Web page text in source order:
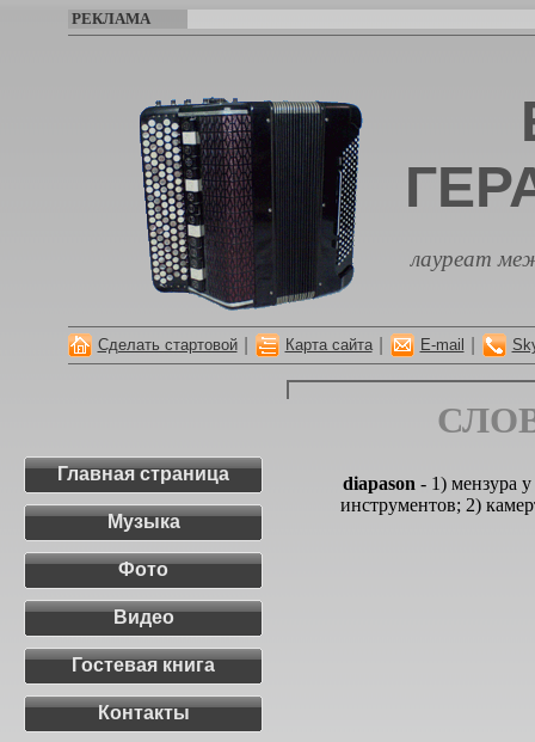
РЕКЛАМА
лауреат
Сделать стартовой Карта сайта E-mail
Главная страница
Музыка
Фото
Видео
Гостевая книга
Контакты
diapason - 1) мензура
инструментов; 2)